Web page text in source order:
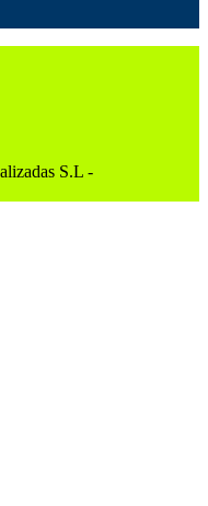
S.L -